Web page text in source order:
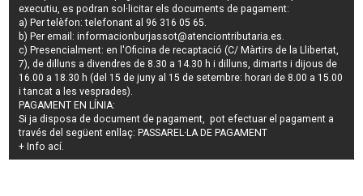
executiu, es podran sol·licitar els documents de pagament:
a) Per telèfon: telefonant al 96 316 05 65.
b) Per email:informacionburjassot@atenciontributaria.es.
c) Presencialment: en l'Oficina de recaptació (C/ Màrtirs de la Llibertat,
7), de dilluns a divendres de 8.30 a 14.30 h i dilluns, dimarts i dijous de
16.00 a 18.30 h (del 15 de juny al 15 de setembre: horari de 8.00 a 15.00
i tancat a les vesprades).
PAGAMENT EN LÍNIA:
Si ja disposa de document de pagament, pot efectuar el pagament a
través del següent enllaç: PASSAREL·LA DE PAGAMENT
+ Info ací.